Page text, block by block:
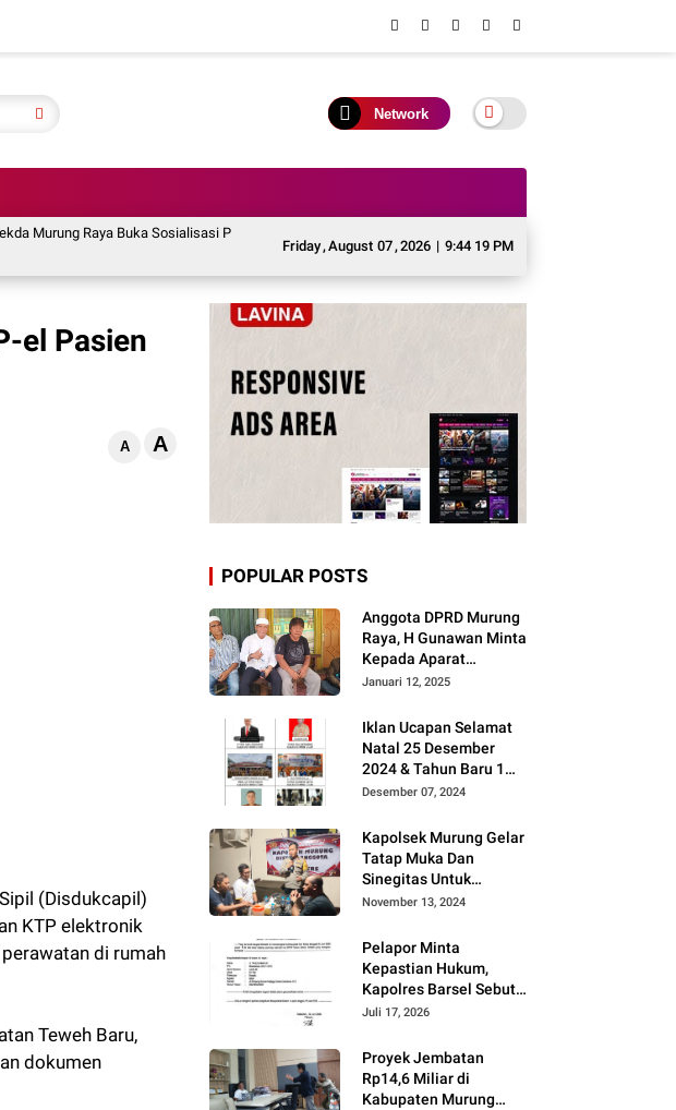
Network
Friday,August 07,2026 | 9:44 19 PM
Raya Buka Sosialisasi Perbup PJPK 2026–2030, Perkuat Arah Pembangunan Kependudukan
el Pasien
A A
(Disdukcapil)
KTP elektronik
di rumah
Teweh Baru,
dokumen
POPULAR POSTS
Anggota DPRD Murung
Raya, H Gunawan Minta
Kepada Aparat
Berantas judi dan
Instruksi Presiden RI
Januari 12, 2025
Iklan Ucapan Selamat
Natal 25 Desember
2024 & Tahun Baru 1
Januari 2025
Desember 07, 2024
Kapolsek Murung Gelar
Tatap Muka Dan
Sinegitas Untuk
Menjaga Situasi
Kondusif Dengan Insan
Pers
November 13, 2024
Pelapor Minta
Kepastian Hukum,
Kapolres Barsel Sebut
Dugaan Penyerobotan
Juli 17, 2026
Proyek Jembatan
Rp14,6 Miliar di
Kabupaten Murung